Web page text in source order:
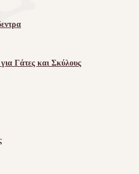
Γάτες και Σκύλους